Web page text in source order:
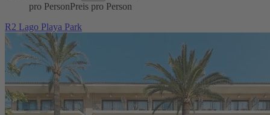
pro PersonPreis pro Person
R2 Lago Playa Park